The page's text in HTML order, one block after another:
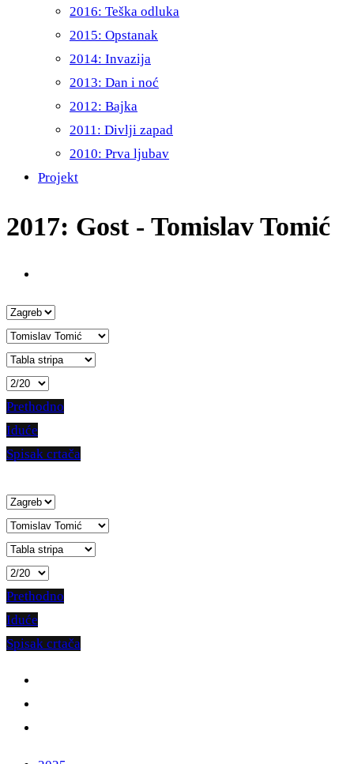
2016: Teška odluka
2015: Opstanak
2014: Invazija
2013: Dan i noć
2012: Bajka
2011: Divlji zapad
2010: Prva ljubav
Projekt
2017: Gost - Tomislav Tomić
Prethodno
Iduće
Spisak crtača
Prethodno
Iduće
Spisak crtača